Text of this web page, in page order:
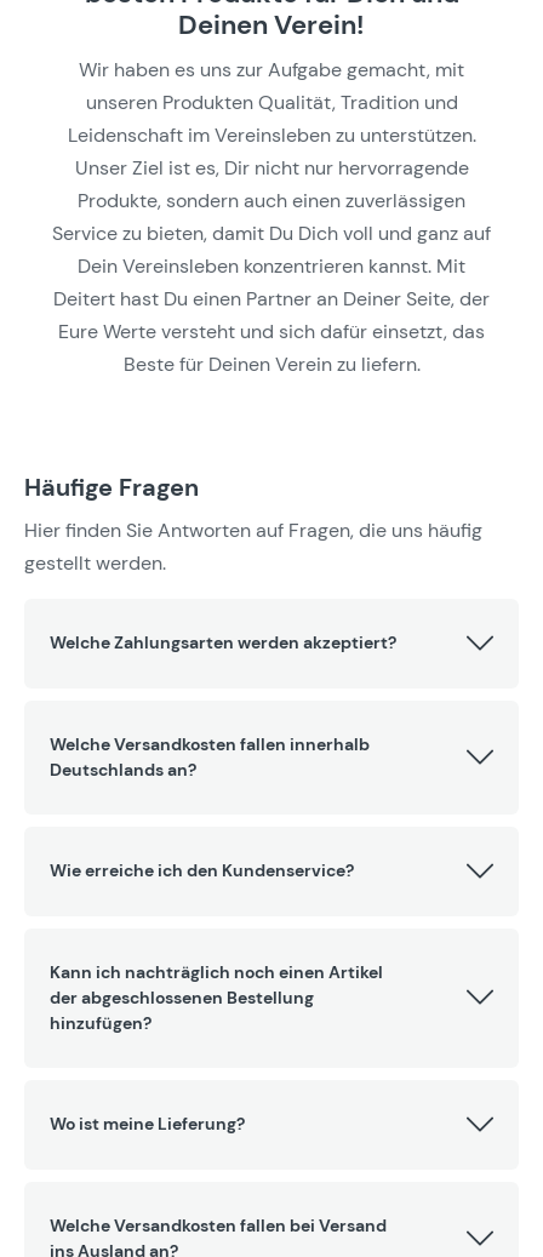
Deinen Verein!
Wir haben es uns zur Aufgabe gemacht, mit
unseren Produkten Qualität, Tradition und
Leidenschaft im Vereinsleben zu unterstützen.
Unser Ziel ist es, Dir nicht nur hervorragende
Produkte, sondern auch einen zuverlässigen
Service zu bieten, damit Du Dich voll und ganz auf
Dein Vereinsleben konzentrieren kannst. Mit
Deitert hast Du einen Partner an Deiner Seite, der
Eure Werte versteht und sich dafür einsetzt, das
Beste für Deinen Verein zu liefern.
Häufige Fragen
Hier finden Sie Antworten auf Fragen, die uns häufig
gestellt werden.
Welche Zahlungsarten werden akzeptiert?
Welche Versandkosten fallen innerhalb
Deutschlands an?
Wie erreiche ich den Kundenservice?
Kann ich nachträglich noch einen Artikel
der abgeschlossenen Bestellung
hinzufügen?
Wo ist meine Lieferung?
Welche Versandkosten fallen bei Versand
ins Ausland an?